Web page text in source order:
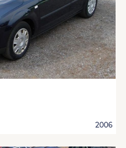
2006